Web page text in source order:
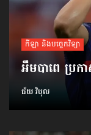
កីឡា និងបច្ចេកវិទ្យា
អឹមបាពេ ប្រក
ជ័យ វិបុល